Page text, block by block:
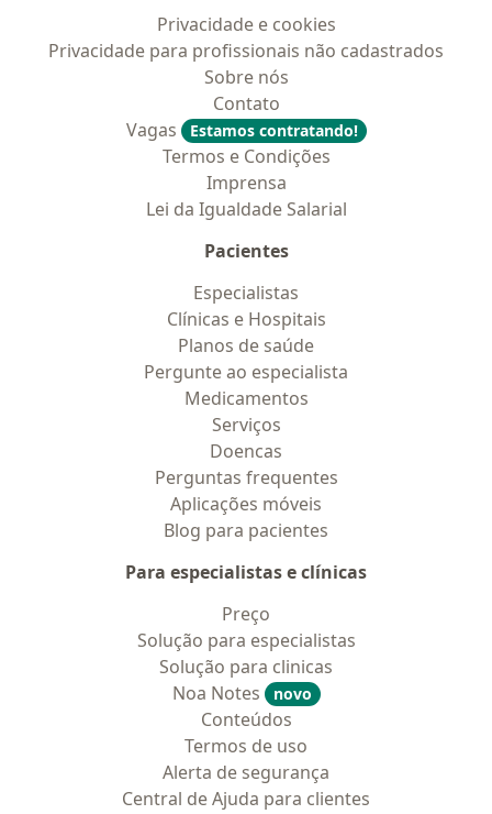
Privacidade e cookies
Privacidade para profissionais não cadastrados
Sobre nós
Contato
Vagas
Estamos contratando!
Termos e Condições
Imprensa
Lei da Igualdade Salarial
Pacientes
Especialistas
Clínicas e Hospitais
Planos de saúde
Pergunte ao especialista
Medicamentos
Serviços
Doencas
Perguntas frequentes
Aplicações móveis
Blog para pacientes
Para especialistas e clínicas
Preço
Solução para especialistas
Solução para clinicas
Noa Notes
novo
Conteúdos
Termos de uso
Alerta de segurança
Central de Ajuda para clientes